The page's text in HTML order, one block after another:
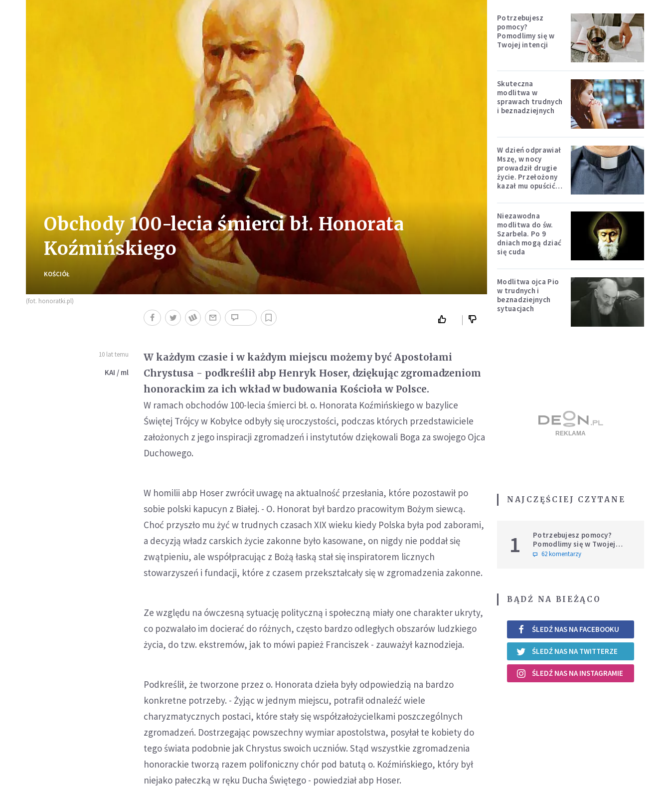
Obchody 100-lecia śmierci bł. Honorata
Koźmińskiego
KOŚCIÓŁ
(fot. honoratki.pl)
10 lat temu
KAI / ml
W każdym czasie i w każdym miejscu możemy być Apostołami
Chrystusa - podkreślił abp Henryk Hoser, dziękując zgromadzeniom
honorackim za ich wkład w budowania Kościoła w Polsce.
W ramach obchodów 100-lecia śmierci bł. o. Honorata Koźmińskiego w bazylice
Świętej Trójcy w Kobyłce odbyły się uroczystości, podczas których przedstawiciele
założonych z jego inspiracji zgromadzeń i instytutów dziękowali Boga za swojego Ojca
Duchowego.
W homilii abp Hoser zwrócił uwagę na aktualność przesłania, które pozostawił po
sobie polski kapucyn z Białej. - O. Honorat był bardzo pracowitym Bożym siewcą.
Choć przyszło mu żyć w trudnych czasach XIX wieku kiedy Polska była pod zaborami,
a decyzją władz carskich życie zakonne było kasowane, on nigdy nie poddał się
zwątpieniu, ale współpracując z Bożą łaską stał się inspiratorem licznych
stowarzyszeń i fundacji, które z czasem przekształcały się w zgromadzenia zakonne.
Ze względu na ówczesną sytuację polityczną i społeczną miały one charakter ukryty,
co pozwalało im docierać do różnych, często bardzo odległych obszarów ludzkiego
życia, do tzw. ekstremów, jak to mówi papież Franciszek - zauważył kaznodzieja.
Podkreślił, że tworzone przez o. Honorata dzieła były odpowiedzią na bardzo
konkretne potrzeby. - Żyjąc w jednym miejscu, potrafił odnaleźć wiele
charyzmatycznych postaci, które stały się współzałożycielkami poszczególnych
zgromadzeń. Dostrzegając powszechny wymiar apostolstwa, posyłał te kobiety do
tego świata podobnie jak Chrystus swoich uczniów. Stąd wszystkie zgromadzenia
honorackie tworzą razem polifoniczny chór pod batutą o. Koźmińskiego, który był
niejako pałeczką w ręku Ducha Świętego - powiedział abp Hoser.
Potrzebujesz
pomocy?
Pomodlimy się w
Twojej intencji
Skuteczna
modlitwa w
sprawach trudnych
i beznadziejnych
W dzień odprawiał
Mszę, w nocy
prowadził drugie
życie. Przełożony
kazał mu opuścić
Niezawodna
modlitwa do św.
Szarbela. Po 9
dniach mogą dziać
się cuda
Modlitwa ojca Pio
w trudnych i
beznadziejnych
sytuacjach
NAJCZĘŚCIEJ CZYTANE
1
Potrzebujesz pomocy?
Pomodlimy się w Twojej
intencji
62 komentarzy
BĄDŹ NA BIEŻĄCO
ŚLEDŹ NAS NA FACEBOOKU
ŚLEDŹ NAS NA TWITTERZE
ŚLEDŹ NAS NA INSTAGRAMIE